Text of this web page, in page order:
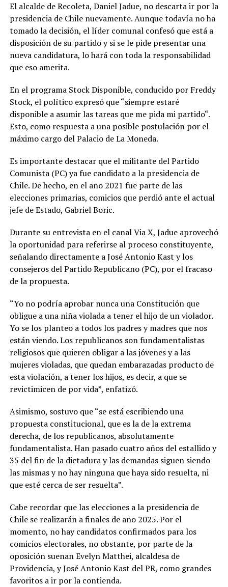
El alcalde de Recoleta, Daniel Jadue, no descarta ir por la
presidencia de Chile nuevamente. Aunque todavía no ha
tomado la decisión, el líder comunal confesó que está a
disposición de su partido y si se le pide presentar una
nueva candidatura, lo hará con toda la responsabilidad
que eso amerita.
En el programa Stock Disponible, conducido por Freddy
Stock, el político expresó que “siempre estaré
disponible a asumir las tareas que me pida mi partido“.
Esto, como respuesta a una posible postulación por el
máximo cargo del Palacio de La Moneda.
Es importante destacar que el militante del Partido
Comunista (PC) ya fue candidato a la presidencia de
Chile. De hecho, en el año 2021 fue parte de las
elecciones primarias, comicios que perdió ante el actual
jefe de Estado, Gabriel Boric.
Durante su entrevista en el canal Via X, Jadue aprovechó
la oportunidad para referirse al proceso constituyente,
señalando directamente a José Antonio Kast y los
consejeros del Partido Republicano (PC), por el fracaso
de la propuesta.
“Yo no podría aprobar nunca una Constitución que
obligue a una niña violada a tener el hijo de un violador.
Yo se los planteo a todos los padres y madres que nos
están viendo. Los republicanos son fundamentalistas
religiosos que quieren obligar a las jóvenes y a las
mujeres violadas, que quedan embarazadas producto de
esta violación, a tener los hijos, es decir, a que se
revictimicen de por vida”, enfatizó.
Asimismo, sostuvo que “se está escribiendo una
propuesta constitucional, que es la de la extrema
derecha, de los republicanos, absolutamente
fundamentalista. Han pasado cuatro años del estallido y
35 del fin de la dictadura y las demandas siguen siendo
las mismas y no hay ninguna que haya sido resuelta, ni
que esté cerca de ser resuelta”.
Cabe recordar que las elecciones a la presidencia de
Chile se realizarán a finales de año 2025. Por el
momento, no hay candidatos confirmados para los
comicios electorales, no obstante, por parte de la
oposición suenan Evelyn Matthei, alcaldesa de
Providencia, y José Antonio Kast del PR, como grandes
favoritos a ir por la contienda.